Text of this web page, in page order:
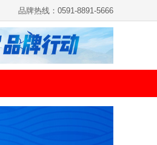
品牌热线：0591-8891-5666